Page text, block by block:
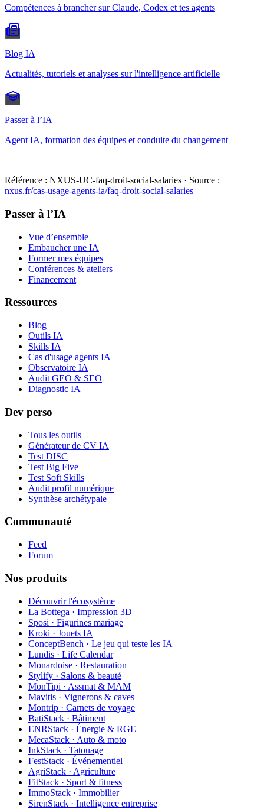
Compétences à brancher sur Claude, Codex et tes agents
Blog IA
Actualités, tutoriels et analyses sur l'intelligence artificielle
Passer à l’IA
Agent IA, formation des équipes et conduite du changement
Référence : NXUS-UC-faq-droit-social-salaries · Source :
nxus.fr/cas-usage-agents-ia/faq-droit-social-salaries
Passer à l’IA
Vue d’ensemble
Embaucher une IA
Former mes équipes
Conférences & ateliers
Financement
Ressources
Blog
Outils IA
Skills IA
Cas d'usage agents IA
Observatoire IA
Audit GEO & SEO
Diagnostic IA
Dev perso
Tous les outils
Générateur de CV IA
Test DISC
Test Big Five
Test Soft Skills
Audit profil numérique
Synthèse archétypale
Communauté
Feed
Forum
Nos produits
Découvrir l'écosystème
La Bottega · Impression 3D
Sposi · Figurines mariage
Kroki · Jouets IA
ConceptBench · Le jeu qui teste les IA
Lundis · Life Calendar
Monardoise · Restauration
Stylify · Salons & beauté
MonTipi · Assmat & MAM
Mavitis · Vignerons & caves
Montrip · Carnets de voyage
BatiStack · Bâtiment
ENRStack · Énergie & RGE
MecaStack · Auto & moto
InkStack · Tatouage
FestStack · Événementiel
AgriStack · Agriculture
FitStack · Sport & fitness
ImmoStack · Immobilier
SirenStack · Intelligence entreprise